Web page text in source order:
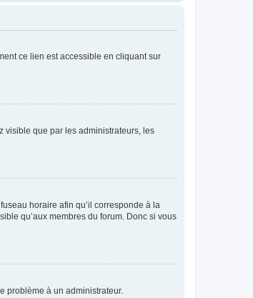
ce lien est accessible en cliquant sur
visible que par les administrateurs, les
horaire afin qu’il corresponde à la
qu’aux membres du forum. Donc si vous
problème à un administrateur.